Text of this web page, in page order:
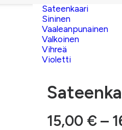
Sateenkaari
Sininen
Vaaleanpunainen
Valkoinen
Vihreä
Violetti
15,00 € –